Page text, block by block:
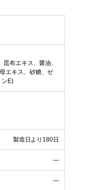
布エキス、醤油、
エキス、砂糖、ゼ
ンE)
製造日より180日
―
―